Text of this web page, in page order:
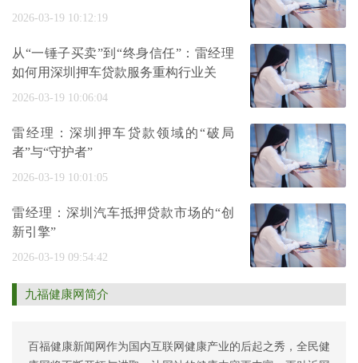
2026-03-19 10:12:19
从“一锤子买卖”到“终身信任”：雷经理
如何用深圳押车贷款服务重构行业关
2026-03-19 10:06:04
雷经理：深圳押车贷款领域的“破局
者”与“守护者”
2026-03-19 10:01:05
雷经理：深圳汽车抵押贷款市场的“创
新引擎”
2026-03-19 09:54:42
九福健康网简介
百福健康新闻网作为国内互联网健康产业的后起之秀，全民健